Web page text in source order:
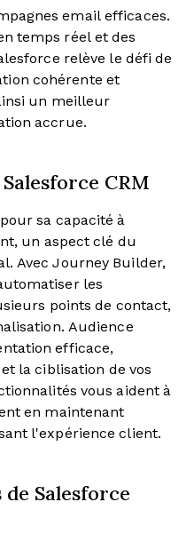
email efficaces.
temps réel et des
relève le défi de
cohérente et
un meilleur
accrue.
CRM
sa capacité à
un aspect clé du
Avec Journey Builder,
les
points de contact,
Audience
efficace,
la ciblisation de vos
vous aident à
en maintenant
l'expérience client.
Salesforce